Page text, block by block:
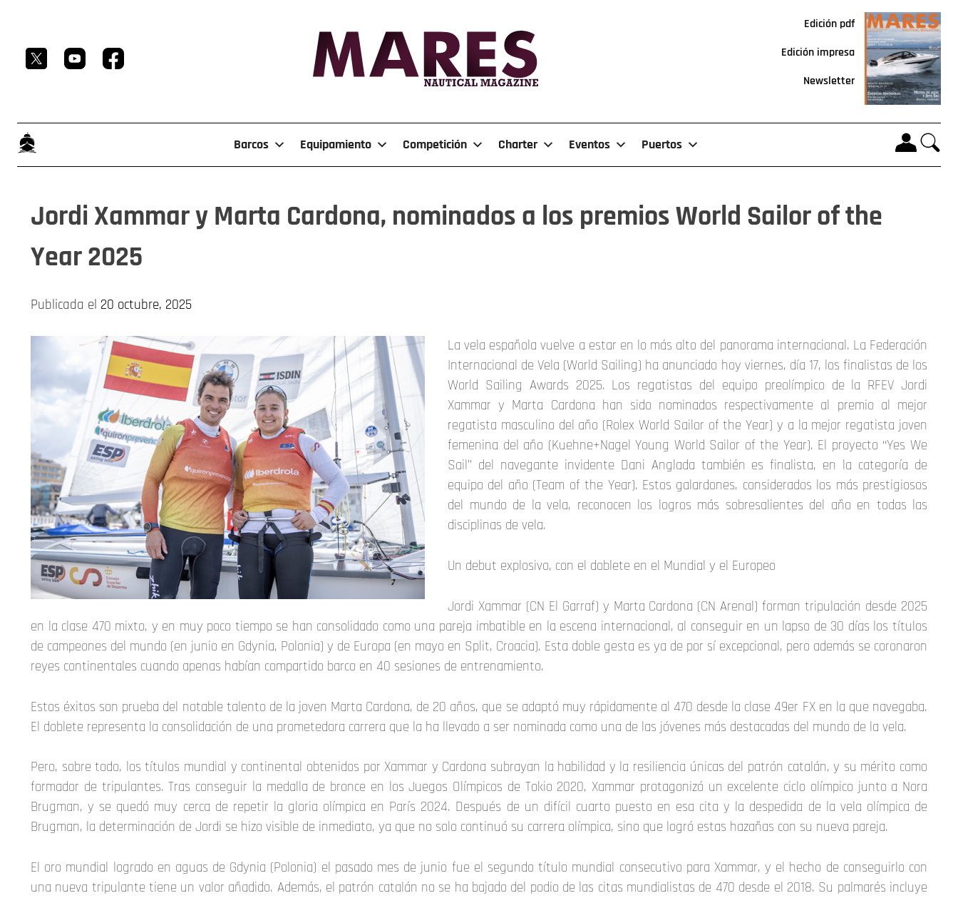
Edición pdf
Edición impresa
Newsletter
Barcos Equipamiento Competición Charter Eventos Puertos
Jordi Xammar y Marta Cardona, nominados a los premios World Sailor of the
Year 2025
Publicada el 20 octubre, 2025
La vela española vuelve a estar en lo más alto del panorama internacional. La Federación
Internacional de Vela (World Sailing) ha anunciado hoy viernes, día 17, los finalistas de los
World Sailing Awards 2025. Los regatistas del equipo preolímpico de la RFEV Jordi
Xammar y Marta Cardona han sido nominados respectivamente al premio al mejor
regatista masculino del año (Rolex World Sailor of the Year) y a la mejor regatista joven
femenina del año (Kuehne+Nagel Young World Sailor of the Year). El proyecto “Yes We
Sail” del navegante invidente Dani Anglada también es finalista, en la categoría de
equipo del año (Team of the Year). Estos galardones, considerados los más prestigiosos
del mundo de la vela, reconocen los logros más sobresalientes del año en todas las
disciplinas de vela.
Un debut explosivo, con el doblete en el Mundial y el Europeo
Jordi Xammar (CN El Garraf) y Marta Cardona (CN Arenal) forman tripulación desde 2025
en la clase 470 mixto, y en muy poco tiempo se han consolidado como una pareja imbatible en la escena internacional, al conseguir en un lapso de 30 días los títulos
de campeones del mundo (en junio en Gdynia, Polonia) y de Europa (en mayo en Split, Croacia). Esta doble gesta es ya de por sí excepcional, pero además se coronaron
reyes continentales cuando apenas habían compartido barco en 40 sesiones de entrenamiento.
Estos éxitos son prueba del notable talento de la joven Marta Cardona, de 20 años, que se adaptó muy rápidamente al 470 desde la clase 49er FX en la que navegaba.
El doblete representa la consolidación de una prometedora carrera que la ha llevado a ser nominada como una de las jóvenes más destacadas del mundo de la vela.
Pero, sobre todo, los títulos mundial y continental obtenidos por Xammar y Cardona subrayan la habilidad y la resiliencia únicas del patrón catalán, y su mérito como
formador de tripulantes. Tras conseguir la medalla de bronce en los Juegos Olímpicos de Tokio 2020, Xammar protagonizó un excelente ciclo olímpico junto a Nora
Brugman, y se quedó muy cerca de repetir la gloria olímpica en París 2024. Después de un difícil cuarto puesto en esa cita y la despedida de la vela olímpica de
Brugman, la determinación de Jordi se hizo visible de inmediato, ya que no solo continuó su carrera olímpica, sino que logró estas hazañas con su nueva pareja.
El oro mundial logrado en aguas de Gdynia (Polonia) el pasado mes de junio fue el segundo título mundial consecutivo para Xammar, y el hecho de conseguirlo con
una nueva tripulante tiene un valor añadido. Además, el patrón catalán no se ha bajado del podio de las citas mundialistas de 470 desde el 2018. Su palmarés incluye